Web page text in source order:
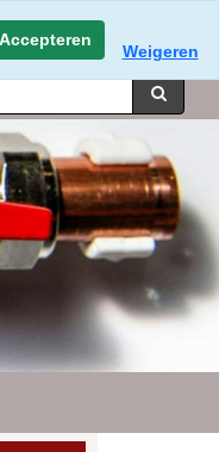
Accepteren
Weigeren